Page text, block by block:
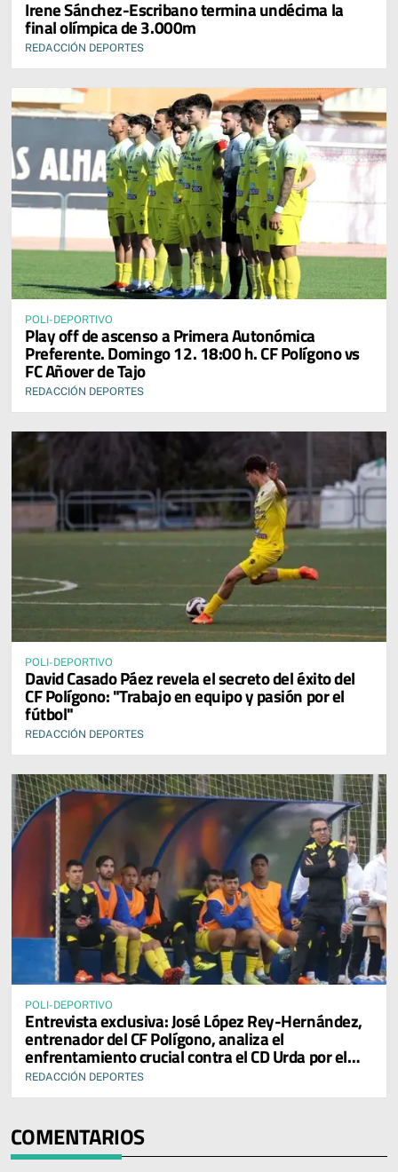
Irene Sánchez-Escribano termina undécima la
final olímpica de 3.000m
REDACCIÓN DEPORTES
POLI-DEPORTIVO
Play off de ascenso a Primera Autonómica
Preferente. Domingo 12. 18:00 h. CF Polígono vs
FC Añover de Tajo
REDACCIÓN DEPORTES
POLI-DEPORTIVO
David Casado Páez revela el secreto del éxito del
CF Polígono: "Trabajo en equipo y pasión por el
fútbol"
REDACCIÓN DEPORTES
POLI-DEPORTIVO
Entrevista exclusiva: José López Rey-Hernández,
entrenador del CF Polígono, analiza el
enfrentamiento crucial contra el CD Urda por el
ascenso a Primera Autonómica Preferente en
Castilla-La Mancha
REDACCIÓN DEPORTES
COMENTARIOS